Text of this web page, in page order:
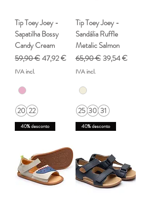
Tip Toey Joey -
Sapatilha Bossy
Candy Cream
Preço normal
59,90 €Preço promocional
47,92 €
IVA incl.
20 22
Tip Toey Joey -
Sandália Ruffle
Metalic Salmon
Preço normal
65,90 € Preço promocional
39,54 €
IVA incl.
25 30 31
40% desconto 40% desconto